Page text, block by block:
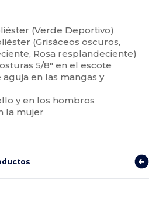
(Verde Deportivo)
(Grisáceos oscuros,
Rosa resplandeciente)
5/8" en el escote
en las mangas y
y en los hombros
la mujer